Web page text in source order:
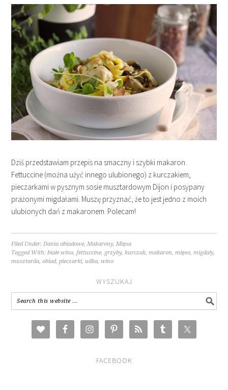
Dziś przedstawiam przepis na smaczny i szybki makaron.
Fettuccine (można użyć innego ulubionego) z kurczakiem,
pieczarkami w pysznym sosie musztardowym Dijon i posypany
prażonymi migdałami. Muszę przyznać, że to jest jedno z moich
ulubionych dań z makaronem. Polecam!
Filed Under:Dania obiadowe,Makarony,Mięsa
Tagged With:białe wino,fettuccine, grzyby,kurczak,makaron,mięso,migdały,
musztarda,obiad,pieczarki, udka,wino
WYSZUKAJ
FACEBOOK